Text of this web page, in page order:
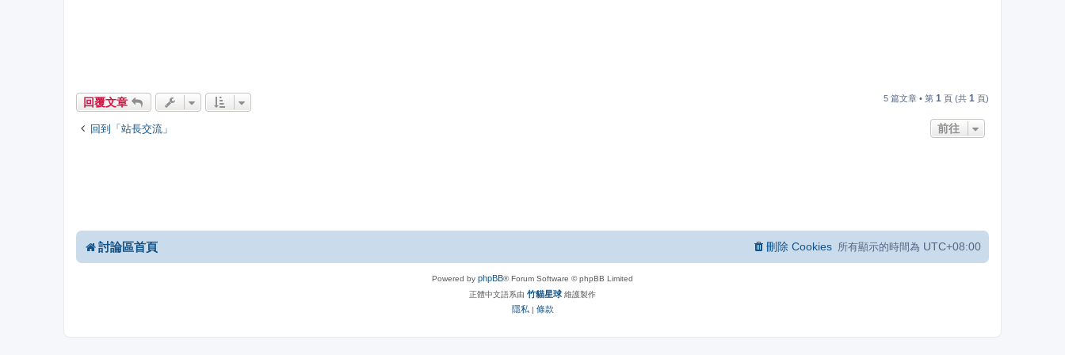
回覆文章 5 篇文章 • 第 1 頁 (共 1 頁)
回到「站長交流」 前往
討論區首頁 所有顯示的時間為 UTC+08:00
刪除 Cookies
Powered by phpBB® Forum Software © phpBB Limited
正體中文語系由 竹貓星球 維護製作
隱私 | 條款